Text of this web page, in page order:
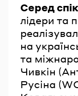
Серед
лідери та
на
та
Чивкін
Русіна